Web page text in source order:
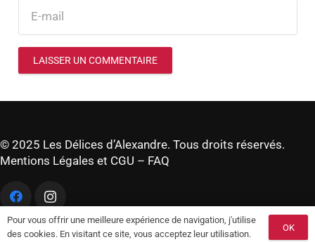
LAISSER UN COMMENTAIRE
© 2025 Les Délices d’Alexandre. Tous droits réservés.
Mentions Légales et CGU – FAQ
Pour vous offrir une meilleure expérience de navigation, j'utilise
des cookies. En visitant ce site, vous acceptez leur utilisation.
OK